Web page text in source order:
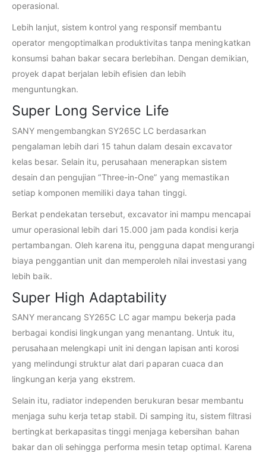
operasional.
Lebih lanjut, sistem kontrol yang responsif membantu
operator mengoptimalkan produktivitas tanpa meningkatkan
konsumsi bahan bakar secara berlebihan. Dengan demikian,
proyek dapat berjalan lebih efisien dan lebih
menguntungkan.
Super Long Service Life
SANY mengembangkan SY265C LC berdasarkan
pengalaman lebih dari 15 tahun dalam desain excavator
kelas besar. Selain itu, perusahaan menerapkan sistem
desain dan pengujian “Three-in-One” yang memastikan
setiap komponen memiliki daya tahan tinggi.
Berkat pendekatan tersebut, excavator ini mampu mencapai
umur operasional lebih dari 15.000 jam pada kondisi kerja
pertambangan. Oleh karena itu, pengguna dapat mengurangi
biaya penggantian unit dan memperoleh nilai investasi yang
lebih baik.
Super High Adaptability
SANY merancang SY265C LC agar mampu bekerja pada
berbagai kondisi lingkungan yang menantang. Untuk itu,
perusahaan melengkapi unit ini dengan lapisan anti korosi
yang melindungi struktur alat dari paparan cuaca dan
lingkungan kerja yang ekstrem.
Selain itu, radiator independen berukuran besar membantu
menjaga suhu kerja tetap stabil. Di samping itu, sistem filtrasi
bertingkat berkapasitas tinggi menjaga kebersihan bahan
bakar dan oli sehingga performa mesin tetap optimal. Karena